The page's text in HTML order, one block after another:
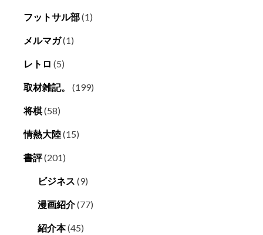
フットサル部(1)
メルマガ(1)
レトロ (5)
取材雑記。 (199)
将棋(58)
情熱大陸(15)
書評(201)
ビジネス (9)
漫画紹介(77)
紹介本(45)